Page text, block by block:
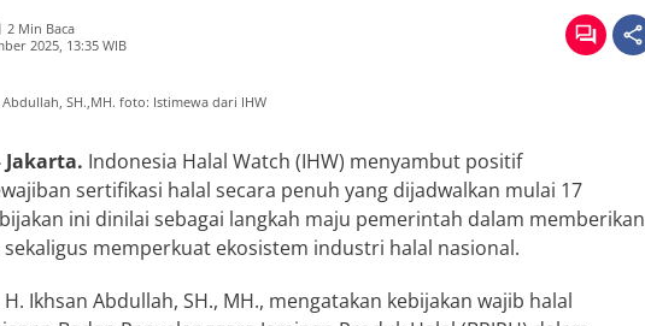
2 Min Baca
2025, 13:35 WIB
SH.,MH. foto: Istimewa dari IHW
Jakarta. Indonesia Halal Watch (IHW) menyambut positif
sertifikasi halal secara penuh yang dijadwalkan mulai 17
ini dinilai sebagai langkah maju pemerintah dalam memberikan
memperkuat ekosistem industri halal nasional.
Ikhsan Abdullah, SH., MH., mengatakan kebijakan wajib halal